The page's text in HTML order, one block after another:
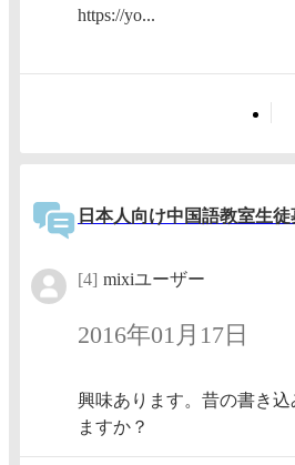
https://yo...
日本人向け中国語教室生徒
[4] mixiユーザー
2016年01月17日
興味あります。昔の書き
ますか？